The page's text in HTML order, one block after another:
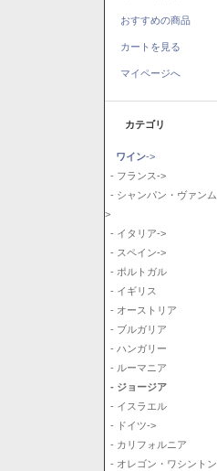
おすすめの商品
カートを見る
マイページへ
カテゴリ
ワイン->
- フランス->
- シャンパン・ヴァン
>
- イタリア->
- スペイン->
- ポルトガル
- イギリス
- オーストリア
- ブルガリア
- ハンガリー
- ルーマニア
- ジョージア
- イスラエル
- ドイツ->
- カリフォルニア
- オレゴン・ワシントン